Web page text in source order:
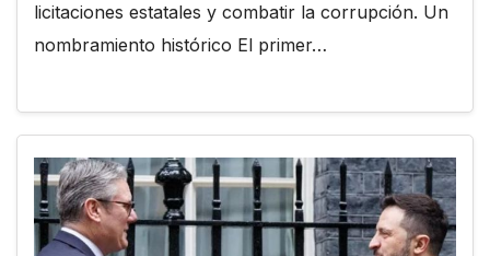
licitaciones estatales y combatir la corrupción. Un
nombramiento histórico El primer…